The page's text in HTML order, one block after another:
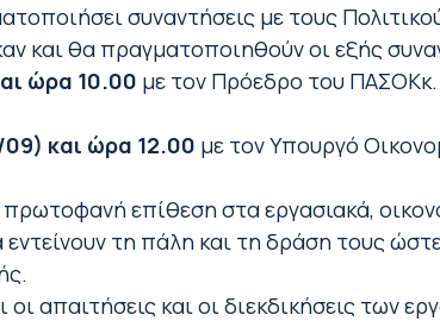
συναντήσεις με τους
και θα πραγματοποιηθούν οι εξής
ώρα 10.00 με τον Πρόεδρο του
09) και ώρα 12.00 με τον Υπουργό
επίθεση στα εργασιακά,
εντείνουν τη πάλη και τη δράση τους
απαιτήσεις και οι διεκδικήσεις των